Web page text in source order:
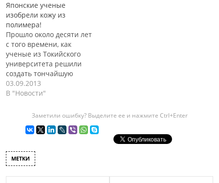
Японские ученые
изобрели кожу из
полимера!
Прошло около десяти лет
с того времени, как
ученые из Токийского
университета решили
создать тончайшую
полимерную пленку,
внутри которой они
электронные датчики
измерения температуры
и давления. Изначально
использовать в качестве
кожи для манипуляторов
03.09.2013
В "Новости"
Заметили ошибку? Выделите ее и нажмите Ctrl+Enter
МЕТКИ